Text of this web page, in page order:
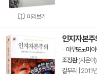
미리보기
인지자본주
- 아우또노미
조정환(지은이)
갈무리
2011